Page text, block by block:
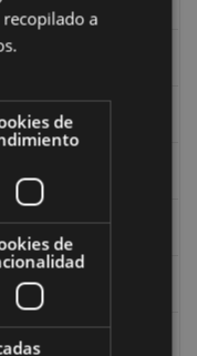
a
de
de